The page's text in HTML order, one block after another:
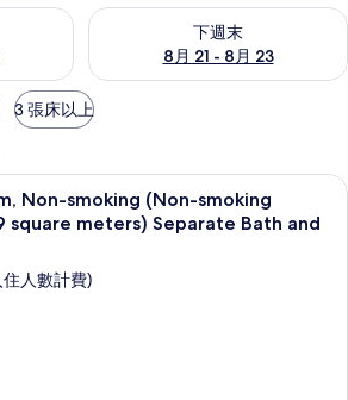
16) 的供應情況
下週末
8月 21 - 8月 23
查看下週末 (8月 21 - 8月 23)
3 張床以上
客房內保險箱、遮光布/窗簾、免費無
Non-smoking (Non-smoking
square meters) Separate Bath and
人數計費)